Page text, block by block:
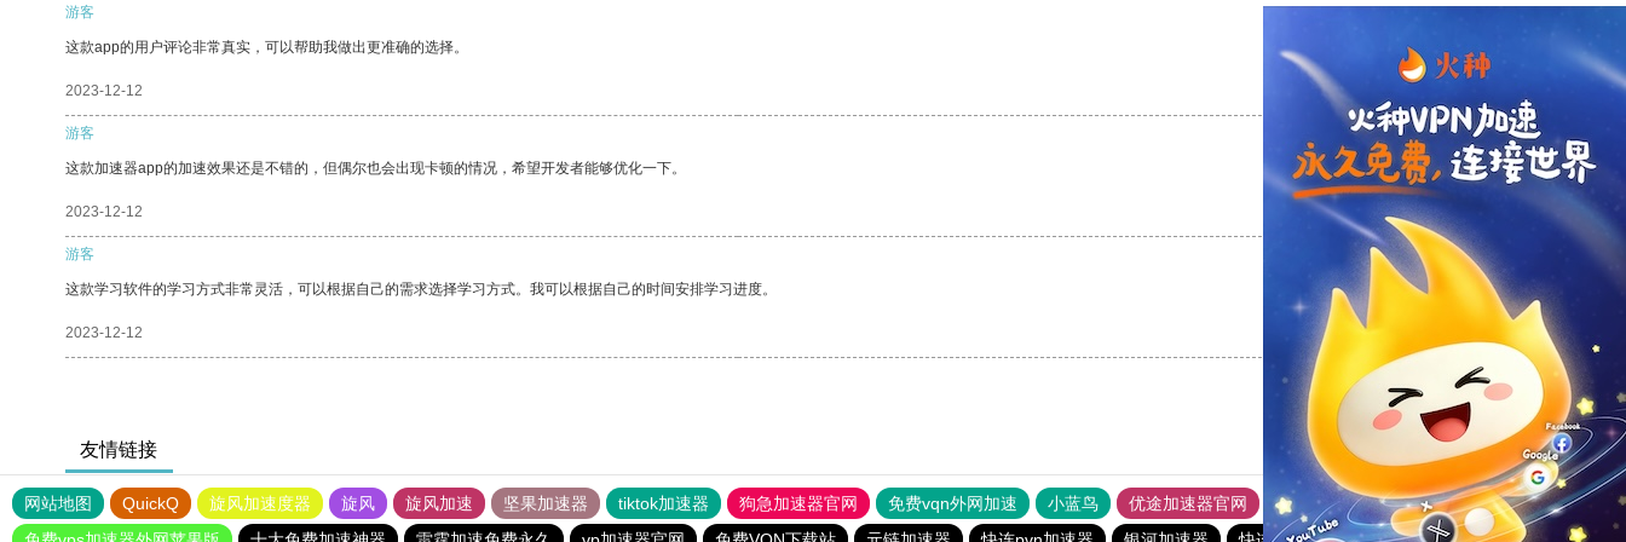
游客
这款app的用户评论非常真实，可以帮助我做出更准确的选择。
2023-12-12
游客
这款加速器app的加速效果还是不错的，但偶尔也会出现卡顿的情况，希望开发者能够优化一下。
2023-12-12 反对
游客
这款学习软件的学习方式非常灵活，可以根据自己的需求选择学习方式。我可以根据自己的时间安排学习进度。
2023-12-12 反对[0]
友情链接
网站地图 QuickQ 旋风加速度器 旋风 旋风加速 坚果加速器 tiktok加速器 狗急加速器官网 免费vqn外网加速 小蓝鸟 优途加速器官网 风驰加速器 旋风加速器
八戒看书